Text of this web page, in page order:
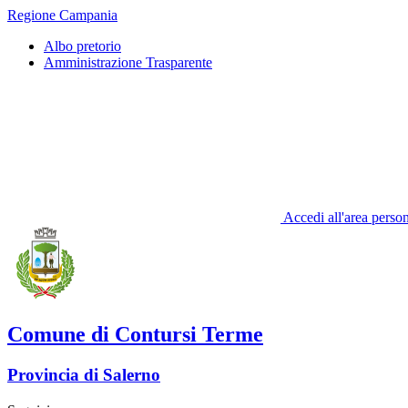
Regione Campania
Albo pretorio
Amministrazione Trasparente
Accedi all'area
Comune di Contursi Terme
Provincia di Salerno